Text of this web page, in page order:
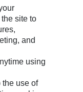
site to
and
using
the use of